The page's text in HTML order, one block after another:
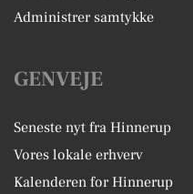
Administrer samtykke
GENVEJE
Seneste nyt fra Hinnerup
Vores lokale erhverv
Kalenderen for Hinnerup